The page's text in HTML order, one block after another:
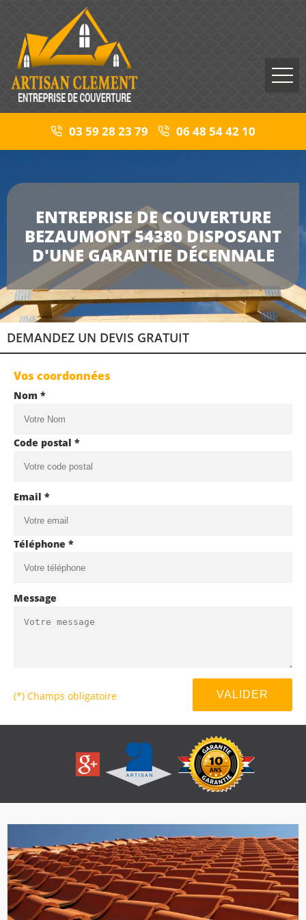
03 59 28 23 79 06 48 54 42 10
ENTREPRISE DE COUVERTURE
BEZAUMONT 54380 DISPOSANT
D'UNE GARANTIE DÉCENNALE
DEMANDEZ UN DEVIS GRATUIT
Vos coordonnées
Nom *
Code postal *
Email *
Téléphone *
Message
(*) Champs obligatoire